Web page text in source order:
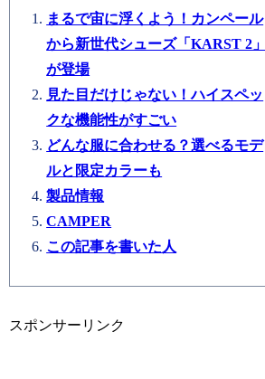
まるで宙に浮くよう！カンペール
から新世代シューズ「KARST 2」
が登場
見た目だけじゃない！ハイスペッ
クな機能性がすごい
どんな服に合わせる？選べるモデ
ルと限定カラーも
製品情報
CAMPER
この記事を書いた人
スポンサーリンク